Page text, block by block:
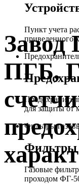
Пункт учета
приведенного
для защиты от
Фильтры
Фильтры
Газовые
проходом ФГ-
ПГБ,